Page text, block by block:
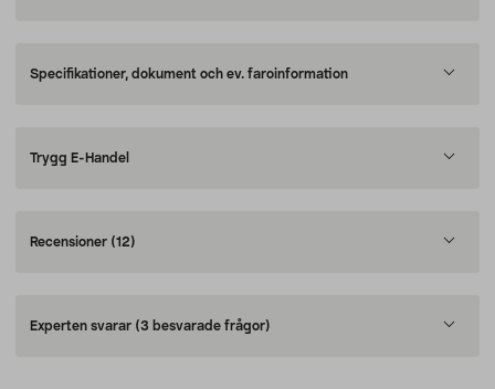
Specifikationer, dokument och ev. faroinformation
Trygg E-Handel
Recensioner (12)
Experten svarar (3 besvarade frågor)